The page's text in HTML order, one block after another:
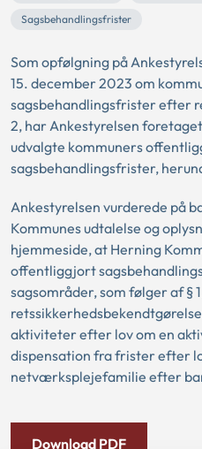
Sagsbehandlingsfrister
Som opfølgning på
15. december 2023 om
sagsbehandlingsfrister efter
2, har Ankestyrelsen
udvalgte kommuners
sagsbehandlingsfrister,
Ankestyrelsen vurderede på
Kommunes udtalelse og
hjemmeside, at Herning
offentliggjort
sagsområder, som følger af §
aktiviteter efter lov om en
dispensation fra frister efter
netværksplejefamilie efter
Download PDF